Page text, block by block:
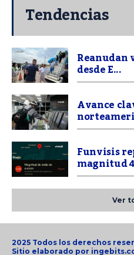
Tendencias
Reanudan
desde E...
Avance
Funvisis
magnitud
Ver
2025 Todos los derechos
Sitio elaborado por